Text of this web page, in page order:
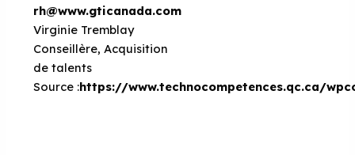
rh@www.gticanada.com
Virginie Tremblay
Conseillère, Acquisition
de talents
Source :https://www.technocompetences.qc.ca/